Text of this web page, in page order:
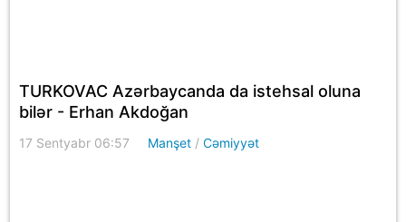
TURKOVAC Azərbaycanda da istehsal oluna
bilər - Erhan Akdoğan
17 Sentyabr 06:57 Manşet /Cəmiyyət